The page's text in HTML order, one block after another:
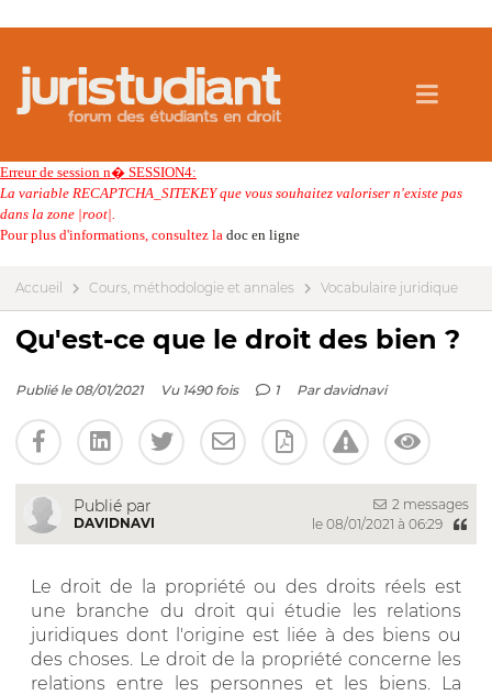
Erreur de session n� SESSION4:
La variable RECAPTCHA_SITEKEY que vous souhaitez valoriser n'existe pas
dans la zone |root|.
Pour plus d'informations, consultez la doc en ligne
Accueil Cours, méthodologie et annales Vocabulaire juridique
Qu'est-ce que le droit des bien ?
Publié le 08/01/2021 Vu 1490 fois 1 Par davidnavi
Publié par
DAVIDNAVI
2 messages
le 08/01/2021 à 06:29
Le droit de la propriété ou des droits réels est
une branche du droit qui étudie les relations
juridiques dont l'origine est liée à des biens ou
des choses. Le droit de la propriété concerne les
relations entre les personnes et les biens. La